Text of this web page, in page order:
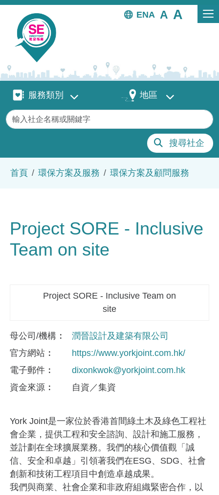
移至主內容
EN
服務類別服務類別 地區 地區
關鍵字
搜尋社企
首頁 環保方案及服務 環保方案及顧問服務
Project SORE - Inclusive
Team on site
Project SORE - Inclusive Team on
site
母公司/機構
潤晉設計及建築有限公司
官方網站
https://www.yorkjoint.com.hk/
電子郵件
dixonkwok@yorkjoint.com.hk
資金來​源
自資／集資
York Joint是一家位於香港首間綠土木及綠色工程社
會企業，提供工程和安全諮詢、設計和施工服務，
並計劃在全球擴展業務。我們的核心價值觀「誠
信、安全和卓越」引領著我們在ESG、SDG、社會
創新和技術工程項目中創造卓越成果。
我們與商業、社會企業和非政府組織緊密合作，以